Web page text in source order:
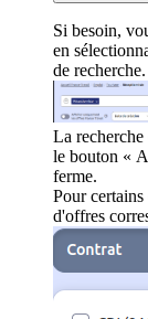
Si besoin,
en
de recherche.
La
le bouton «
ferme.
Pour
d'offres